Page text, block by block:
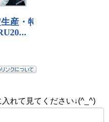
れて見てください↓(^_^)